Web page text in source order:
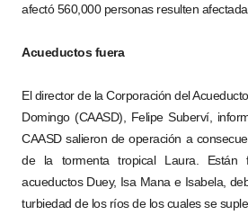
afectó 560,000 personas resulten
Acueductos fuera
El director de la Corporación del
Domingo (CAASD), Felipe Suberví,
CAASD salieron de operación a
de la tormenta tropical Laura. Están
acueductos Duey, Isa Mana e Isabela,
turbiedad de los ríos de los cuales se